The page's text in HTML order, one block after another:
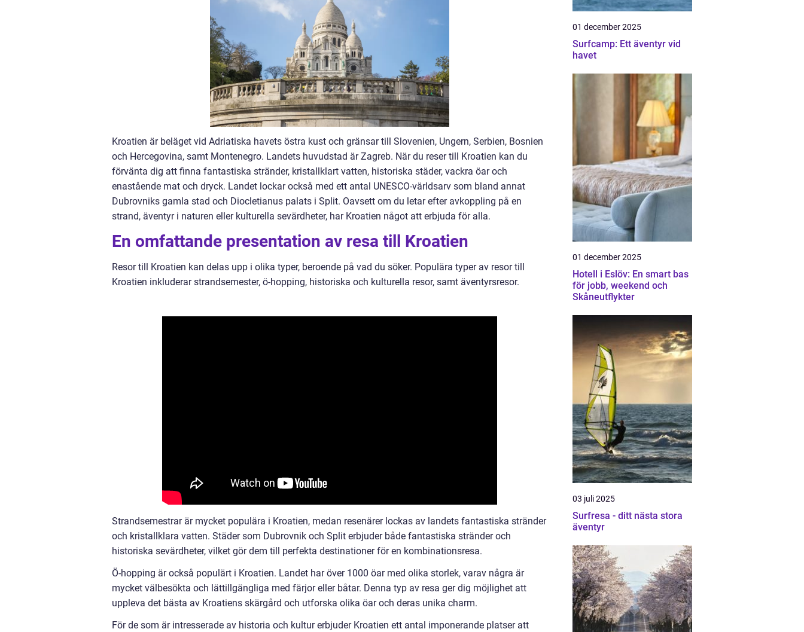
Kroatien är beläget vid Adriatiska havets östra kust och gränsar till Slovenien, Ungern, Serbien, Bosnien
och Hercegovina, samt Montenegro. Landets huvudstad är Zagreb. När du reser till Kroatien kan du
förvänta dig att finna fantastiska stränder, kristallklart vatten, historiska städer, vackra öar och
enastående mat och dryck. Landet lockar också med ett antal UNESCO-världsarv som bland annat
Dubrovniks gamla stad och Diocletianus palats i Split. Oavsett om du letar efter avkoppling på en
strand, äventyr i naturen eller kulturella sevärdheter, har Kroatien något att erbjuda för alla.
En omfattande presentation av resa till Kroatien
Resor till Kroatien kan delas upp i olika typer, beroende på vad du söker. Populära typer av resor till
Kroatien inkluderar strandsemester, ö-hopping, historiska och kulturella resor, samt äventyrsresor.
Strandsemestrar är mycket populära i Kroatien, medan resenärer lockas av landets fantastiska stränder
och kristallklara vatten. Städer som Dubrovnik och Split erbjuder både fantastiska stränder och
historiska sevärdheter, vilket gör dem till perfekta destinationer för en kombinationsresa.
Ö-hopping är också populärt i Kroatien. Landet har över 1000 öar med olika storlek, varav några är
mycket välbesökta och lättillgängliga med färjor eller båtar. Denna typ av resa ger dig möjlighet att
uppleva det bästa av Kroatiens skärgård och utforska olika öar och deras unika charm.
För de som är intresserade av historia och kultur erbjuder Kroatien ett antal imponerande platser att
01 december 2025
Surfcamp: Ett äventyr vid
havet
01 december 2025
Hotell i Eslöv: En smart bas
för jobb, weekend och
Skåneutflykter
03 juli 2025
Surfresa - ditt nästa stora
äventyr